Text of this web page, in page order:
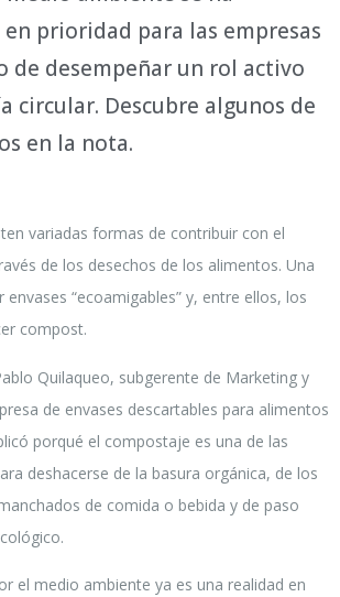
prioridad para las empresas
de desempeñar un rol activo
circular. Descubre algunos de
en la nota.
variadas formas de contribuir con el
de los desechos de los alimentos. Una
“ecoamigables” y, entre ellos, los
compost.
Quilaqueo, subgerente de Marketing y
de envases descartables para alimentos
porqué el compostaje es una de las
deshacerse de la basura orgánica, de los
de comida o bebida y de paso
el medio ambiente ya es una realidad en